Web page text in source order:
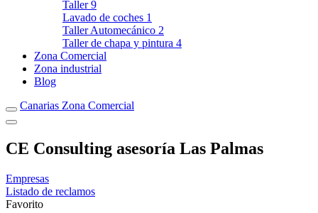
Taller9
Lavado de coches 1
Taller Automecánico 2
Taller de chapa y pintura 4
Zona Comercial
Zona industrial
Blog
Canarias Zona Comercial
CE Consulting asesoría Las Palmas
Empresas
Listado de reclamos
Favorito